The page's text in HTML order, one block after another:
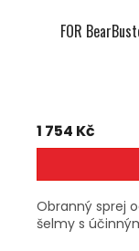
FOR
1 754 Kč
Obranný sprej
šelmy s